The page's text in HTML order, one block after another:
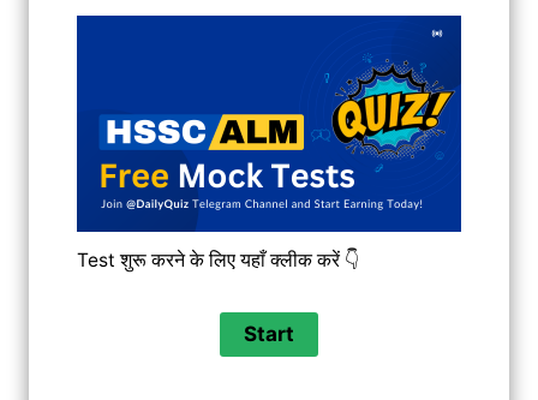
Test शुरू करने के लिए यहाँ क्लीक करें 👇